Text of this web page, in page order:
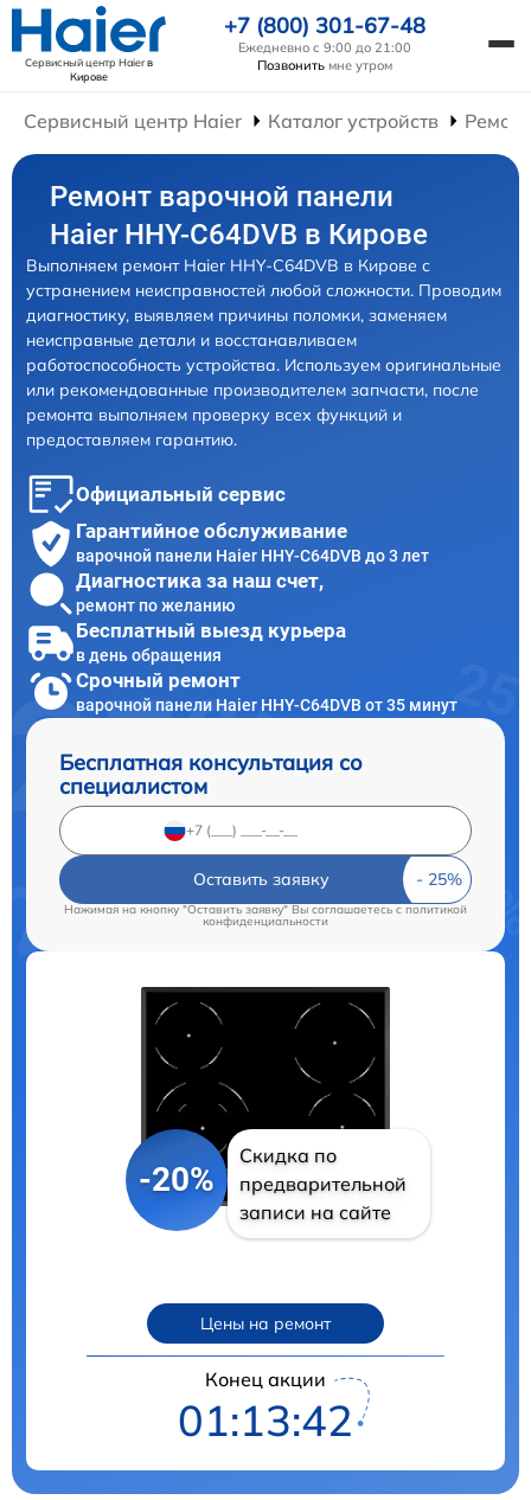
Сервисный центр Haierв
Кирове
+7 (800) 301-67-48
Ежедневно с 9:00 до 21:00
Позвонить мне утром
Сервисный центр Haier Каталог устройств
Ремонт варочной панели
Haier HHY-C64DVB в Кирове
Выполняем ремонт Haier HHY-C64DVB в Кирове с
устранением неисправностей любой сложности. Проводим
диагностику, выявляем причины поломки, заменяем
неисправные детали и восстанавливаем
работоспособность устройства. Используем оригинальные
или рекомендованные производителем запчасти, после
ремонта выполняем проверку всех функций и
предоставляем гарантию.
Официальный сервис
Гарантийное обслуживание
варочной панели Haier HHY-C64DVB до 3 лет
Диагностика за наш счет,
ремонт по желанию
Бесплатный выезд курьера
в день обращения
Срочный ремонт
варочной панели Haier HHY-C64DVB от 35 минут
Бесплатная консультация со
специалистом
Оставить заявку
Нажимая на кнопку "Оставить заявку" Вы соглашаетесь cполитикой
конфиденциальности
-20%
Скидка по
предварительной
записи на сайте
Цены на ремонт
Конец акции
01:13:41